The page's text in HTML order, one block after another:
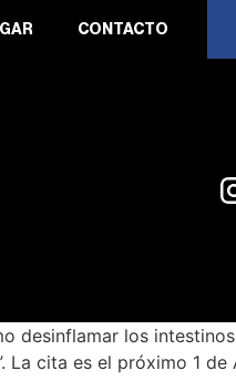
CONTACTO
desinflamar los
La cita es el próximo 1 de